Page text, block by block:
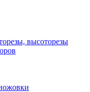
высоторезы